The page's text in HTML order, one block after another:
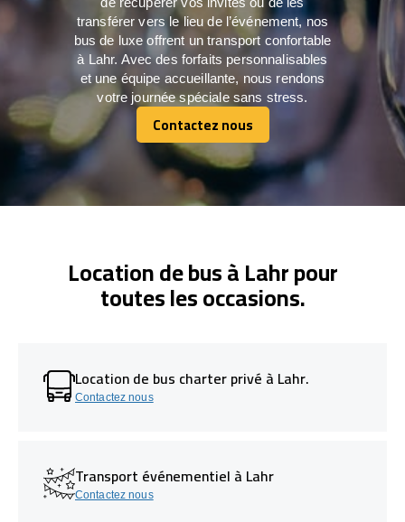
transférer vers le lieu de l’événement, nos
bus de luxe offrent un transport confortable
à Lahr. Avec des forfaits personnalisables
et une équipe accueillante, nous rendons
votre journée spéciale sans stress.
Contactez nous
Contactez nous
Location de bus à Lahr pour
toutes les occasions.
Location de bus charter privé à Lahr.
Contactez nous
Transport événementiel à Lahr
Contactez nous